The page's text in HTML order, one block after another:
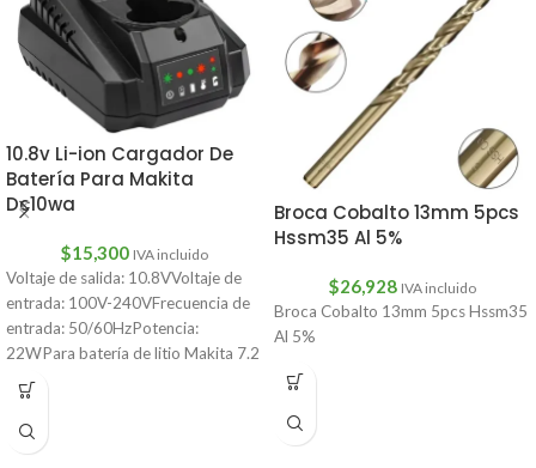
10.8v Li-ion Cargador De
Batería Para Makita
Dc10wa
$15,300 IVA incluido
Voltaje de salida: 10.8VVoltaje de
entrada: 100V-240VFrecuencia de
entrada: 50/60HzPotencia:
22WPara batería de litio Makita 7.2
V/10.8VCantidad: 1 ud.
Broca Cobalto 13mm 5pcs
Hssm35 Al 5%
$26,928 IVA incluido
Broca Cobalto 13mm 5pcs Hssm35
Al 5%